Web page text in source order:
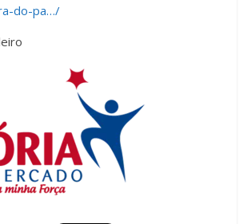
do-pa…/